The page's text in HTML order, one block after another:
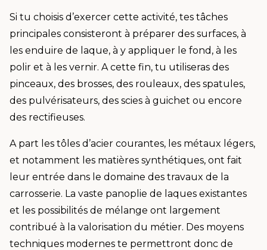
Si tu choisis d’exercer cette activité, tes tâches
principales consisteront à préparer des surfaces, à
les enduire de laque, à y appliquer le fond, à les
polir et à les vernir. A cette fin, tu utiliseras des
pinceaux, des brosses, des rouleaux, des spatules,
des pulvérisateurs, des scies à guichet ou encore
des rectifieuses.
A part les tôles d’acier courantes, les métaux légers,
et notamment les matières synthétiques, ont fait
leur entrée dans le domaine des travaux de la
carrosserie. La vaste panoplie de laques existantes
et les possibilités de mélange ont largement
contribué à la valorisation du métier. Des moyens
techniques modernes te permettront donc de